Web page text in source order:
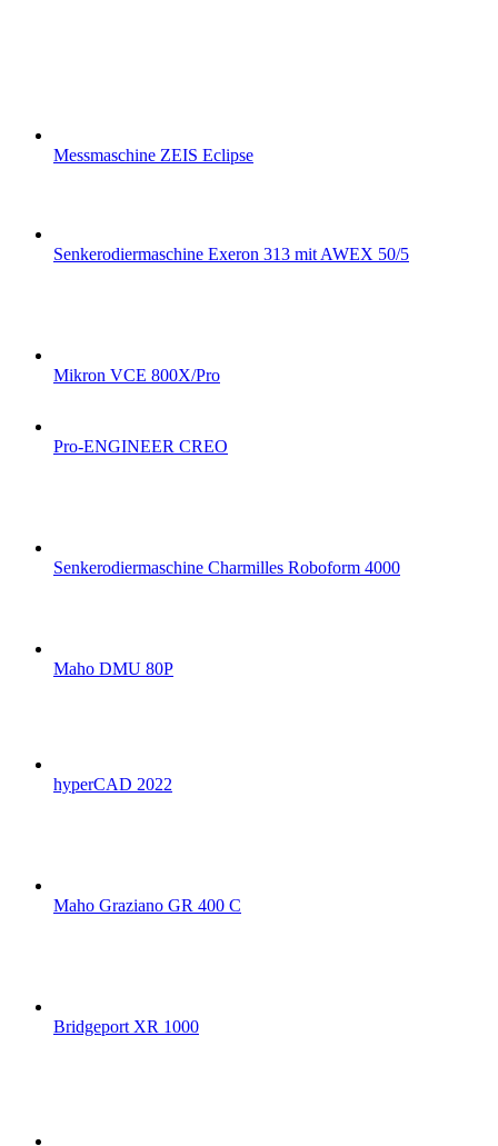
Messmaschine ZEIS Eclipse
Senkerodiermaschine Exeron 313 mit AWEX 50/5
Mikron VCE 800X/Pro
Pro-ENGINEER CREO
Senkerodiermaschine Charmilles Roboform 4000
Maho DMU 80P
hyperCAD 2022
Maho Graziano GR 400 C
Bridgeport XR 1000